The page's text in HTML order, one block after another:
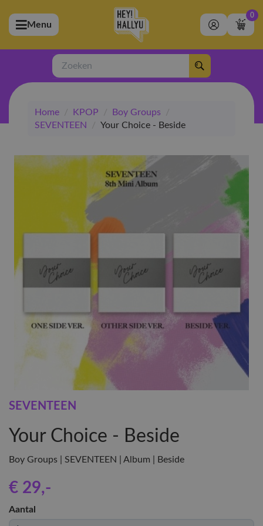
(Artiesten)
(Merchandise)
(Exclusive)
(Winkel)
Menu
0
Zoeken
Home / KPOP / Boy Groups
/
SEVENTEEN
/ Your Choice - Beside
SEVENTEEN
Your Choice - Beside
Boy Groups | SEVENTEEN | Album | Beside
€ 29,-
Aantal